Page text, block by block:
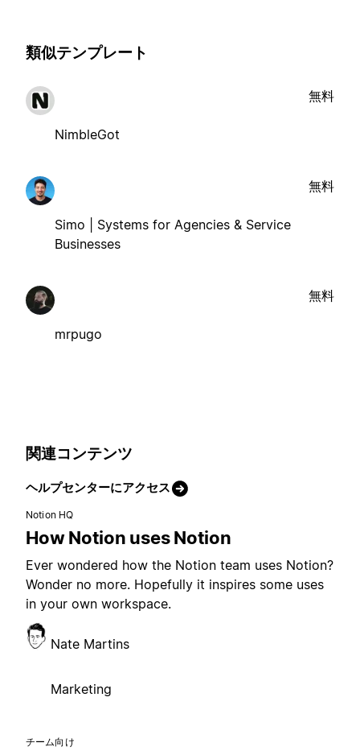
類似テンプレート
NimbleGot
無料
Simo | Systems for Agencies & Service
Businesses
無料
mrpugo
無料
関連コンテンツ
ヘルプセンターにアクセス
Notion HQ
How Notion uses Notion
Ever wondered how the Notion team uses Notion?
Wonder no more. Hopefully it inspires some uses
in your own workspace.
Nate Martins
Marketing
チーム向け